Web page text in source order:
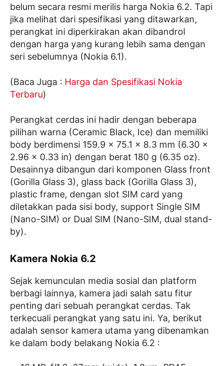
belum secara resmi merilis harga Nokia 6.2. Tapi
jika melihat dari spesifikasi yang ditawarkan,
perangkat ini diperkirakan akan dibandrol
dengan harga yang kurang lebih sama dengan
seri sebelumnya (Nokia 6.1).
(Baca Juga : Harga dan Spesifikasi Nokia
Terbaru)
Perangkat cerdas ini hadir dengan beberapa
pilihan warna (Ceramic Black, Ice) dan memiliki
body berdimensi 159.9 x 75.1 x 8.3 mm (6.30 x
2.96 x 0.33 in) dengan berat 180 g (6.35 oz).
Desainnya dibangun dari komponen Glass front
(Gorilla Glass 3), glass back (Gorilla Glass 3),
plastic frame, dengan slot SIM card yang
diletakkan pada sisi body, support Single SIM
(Nano-SIM) or Dual SIM (Nano-SIM, dual stand-
by).
Kamera Nokia 6.2
Sejak kemunculan media sosial dan platform
berbagi lainnya, kamera jadi salah satu fitur
penting dari sebuah perangkat cerdas. Tak
terkecuali perangkat yang satu ini. Ya, berikut
adalah sensor kamera utama yang dibenamkan
ke dalam body belakang Nokia 6.2 :